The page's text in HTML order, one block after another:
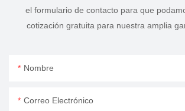
el formulario de contacto para que
cotización gratuita para nuestra amplia
Nombre
Correo Electrónico